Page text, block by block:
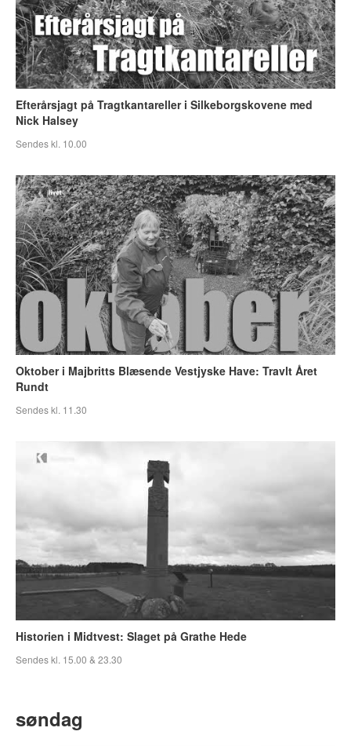
Efterårsjagt på Tragtkantareller i Silkeborgskovene med
Nick Halsey
Sendes kl. 10.00
Oktober i Majbritts Blæsende Vestjyske Have: Travlt Året
Rundt
Sendes kl. 11.30
Historien i Midtvest: Slaget på Grathe Hede
Sendes kl. 15.00 & 23.30
søndag